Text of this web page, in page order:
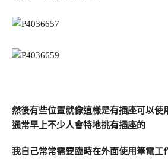
然後有些位置就像這樣是有插座可以使
通常早上不少人會特地挑有插座的
我自己常常需要臨時在外面使用筆電工